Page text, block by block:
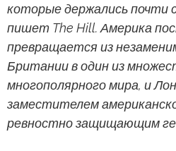
которые держались почти
пишет The Hill. Америка
превращается из
Британии в один из
многополярного мира, и
заместителем
ревностно защищающим